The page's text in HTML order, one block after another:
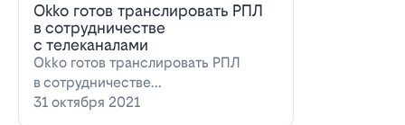
Оkko готов транслировать РПЛ
в сотрудничестве
с телеканалами
Оkko готов транслировать РПЛ
в сотрудничестве
с каналамиВидеосервис Okko
31 октября 2021